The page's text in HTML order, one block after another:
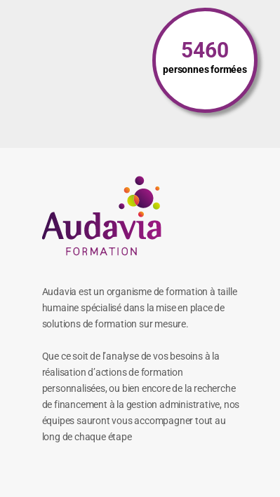
5460
personnes formées
Audavia est un organisme de formation à taille
humaine spécialisé dans la mise en place de
solutions de formation sur mesure.
Que ce soit de l’analyse de vos besoins à la
réalisation d’actions de formation
personnalisées, ou bien encore de la recherche
de financement à la gestion administrative, nos
équipes sauront vous accompagner tout au
long de chaque étape